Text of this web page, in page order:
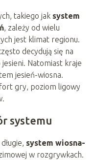
takiego jak system
, zależy od wielu
jest klimat regionu.
decydują się na
Natomiast kraje
jesień-wiosna.
gry, poziom ligowy
systemu
system wiosna-
w rozgrywkach.